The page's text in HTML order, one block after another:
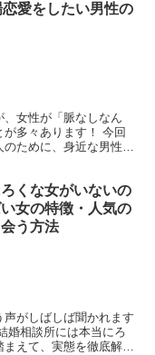
愛をしたい男性の
女性が「脈なしなん
多々あります！ 今回
ために、身近な男性が
くな女がいないの
女の特徴・人気の
う方法
がしばしば聞かれます
婚相談所には本当にろ
えて、実態を徹底解説